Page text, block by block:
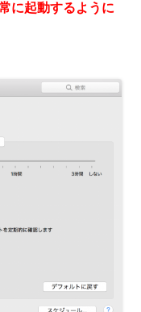
に起動するように